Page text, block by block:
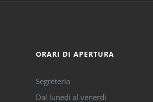
ORARI DI APERTURA
Segreteria
Dal lunedì al venerdì